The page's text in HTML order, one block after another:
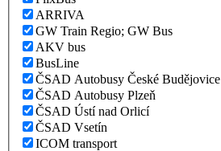
ARRIVA
GW Train Regio; GW Bus
AKV bus
BusLine
ČSAD Autobusy České Budějovice
ČSAD Autobusy Plzeň
ČSAD Ústí nad Orlicí
ČSAD Vsetín
ICOM transport